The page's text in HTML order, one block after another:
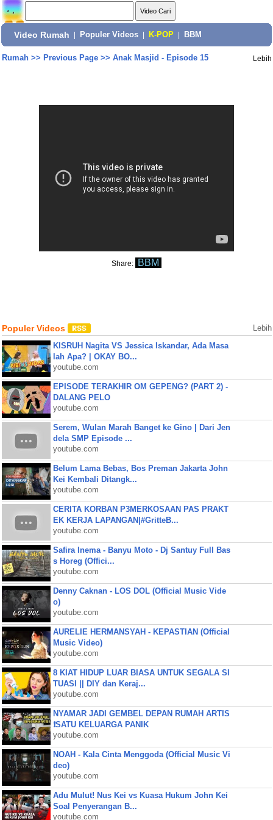
Video Rumah Populer Videos K-POP BBM
Rumah>> Previous Page>> Anak Masjid - Episode 15 Lebih
Share: BBM
Populer Videos Lebih
KISRUH Nagita VS Jessica Iskandar, Ada Masa
lah Apa? | OKAY BO...
youtube.com
EPISODE TERAKHIR OM GEPENG? (PART 2) -
DALANG PELO
youtube.com
Serem, Wulan Marah Banget ke Gino | Dari Jen
dela SMP Episode ...
youtube.com
Belum Lama Bebas, Bos Preman Jakarta John
Kei Kembali Ditangk...
youtube.com
CERITA KORBAN P3MERKOSAAN PAS PRAKT
EK KERJA LAPANGAN|#GritteB...
youtube.com
Safira Inema - Banyu Moto - Dj Santuy Full Bas
s Horeg (Offici...
youtube.com
Denny Caknan - LOS DOL (Official Music Vide
o)
youtube.com
AURELIE HERMANSYAH - KEPASTIAN (Official
Music Video)
youtube.com
8 KIAT HIDUP LUAR BIASA UNTUK SEGALA SI
TUASI || DIY dan Keraj...
youtube.com
NYAMAR JADI GEMBEL DEPAN RUMAH ARTIS
❗SATU KELUARGA PANIK
youtube.com
NOAH - Kala Cinta Menggoda (Official Music Vi
deo)
youtube.com
Adu Mulut! Nus Kei vs Kuasa Hukum John Kei
Soal Penyerangan B...
youtube.com